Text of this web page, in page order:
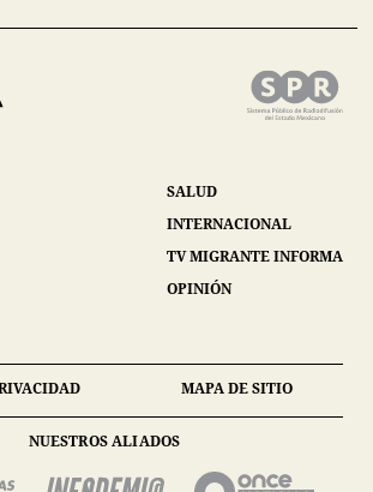
SALUD
INTERNACIONAL
TV MIGRANTE INFORMA
OPINIÓN
MAPA DE SITIO
NUESTROS ALIADOS